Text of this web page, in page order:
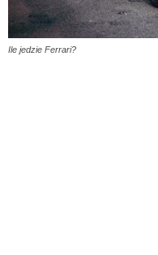
Ile jedzie Ferrari?